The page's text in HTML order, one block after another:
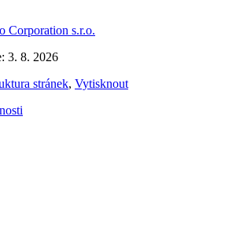
Corporation s.r.o.
3. 8. 2026
stránek, Vytisknout